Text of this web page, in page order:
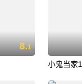
8.1
小鬼当家1